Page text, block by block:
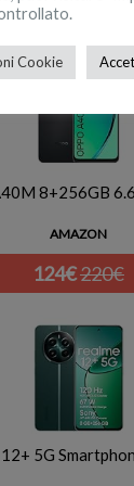
189€
8+256GB
AMAZON
124€220€
5G
Cookie